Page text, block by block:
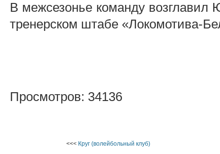
В межсезонье команду
тренерском штабе «Локомотива-
Просмотров: 34136
<<< Круг (волейбольный клуб)